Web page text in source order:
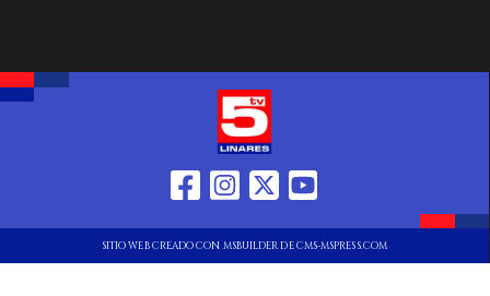
SITIO WEB CREADO CON MSBUILDER DE CMS-MSPRESS.COM